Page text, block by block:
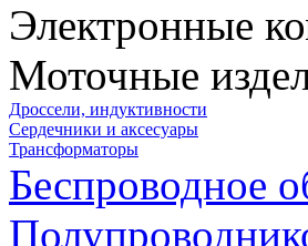
Электронные
Моточные
Дроссели, индуктивности
Сердечники и аксесуары
Трансформаторы
Беспроводное